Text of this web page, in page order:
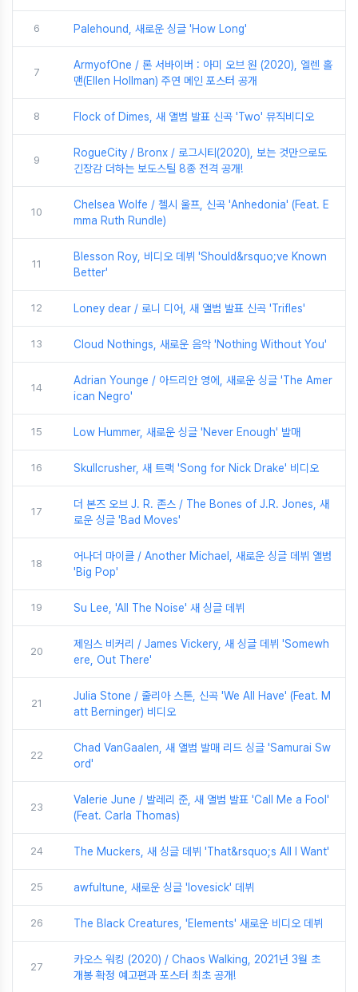
6 Palehound, 새로운 싱글 'How Long'
7
ArmyofOne / 론 서바이버 : 아미 오브 원 (2020), 엘렌 홀
맨(Ellen Hollman) 주연 메인 포스터 공개
8 Flock of Dimes, 새 앨범 발표 신곡 'Two' 뮤직비디오
9
RogueCity / Bronx / 로그시티(2020), 보는 것만으로도
긴장감 더하는 보도스틸 8종 전격 공개!
10
Chelsea Wolfe / 첼시 울프, 신곡 'Anhedonia' (Feat. E
mma Ruth Rundle)
11
Blesson Roy, 비디오 데뷔 'Should&rsquo;ve Known
Better'
12 Loney dear / 로니 디어, 새 앨범 발표 신곡 'Trifles'
13 Cloud Nothings, 새로운 음악 'Nothing Without You'
14
Adrian Younge / 아드리안 영에, 새로운 싱글 'The Amer
ican Negro'
15 Low Hummer, 새로운 싱글 'Never Enough' 발매
16 Skullcrusher, 새 트랙 'Song for Nick Drake' 비디오
17
더 본즈 오브 J. R. 존스 / The Bones of J.R. Jones, 새
로운 싱글 'Bad Moves'
18
어나더 마이클 / Another Michael, 새로운 싱글 데뷔 앨범
'Big Pop'
19 Su Lee, 'All The Noise' 새 싱글 데뷔
20
제임스 비커리 / James Vickery, 새 싱글 데뷔 'Somewh
ere, Out There'
21
Julia Stone / 줄리아 스톤, 신곡 'We All Have' (Feat. M
att Berninger) 비디오
22
Chad VanGaalen, 새 앨범 발매 리드 싱글 'Samurai Sw
ord'
23
Valerie June / 발레리 준, 새 앨범 발표 'Call Me a Fool'
(Feat. Carla Thomas)
24 The Muckers, 새 싱글 데뷔 'That&rsquo;s All I Want'
25 awfultune, 새로운 싱글 'lovesick' 데뷔
26 The Black Creatures, 'Elements' 새로운 비디오 데뷔
27
카오스 워킹 (2020) / Chaos Walking, 2021년 3월 초
개봉 확정 예고편과 포스터 최초 공개!